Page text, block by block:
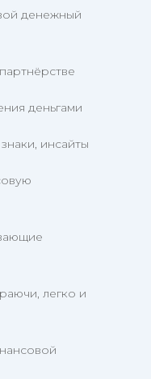
денежный
деньгами
инсайты
легко и